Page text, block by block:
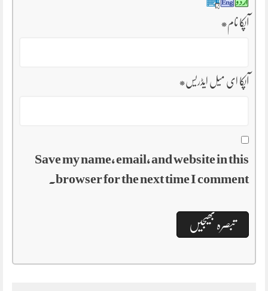
آپکا نام*
آپکا ای میل ایڈریس*
Save my name, email, and website in this
browser for the next time I comment.